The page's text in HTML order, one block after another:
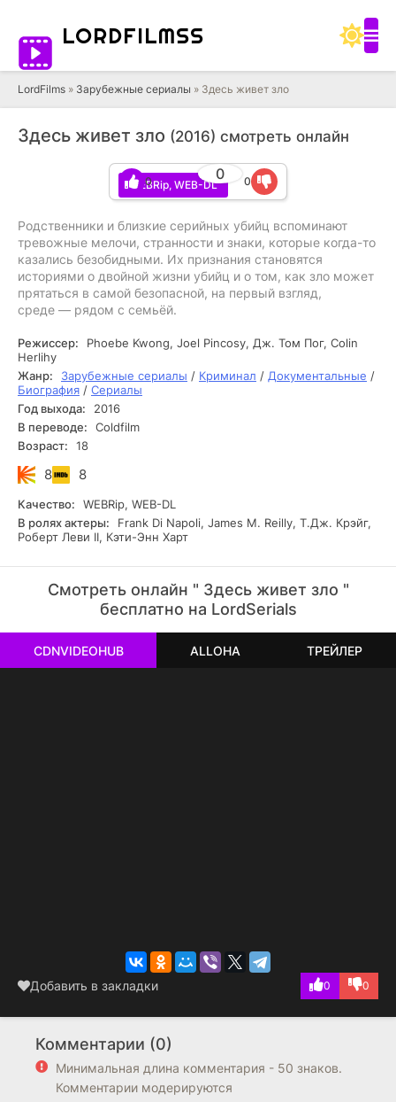
LORDFILMSS
LordFilms » Зарубежные сериалы » Здесь живет зло
Здесь живет зло (2016) смотреть онлайн
WEBRip, WEB-DL
0
0 0
Родственники и близкие серийных убийц вспоминают
тревожные мелочи, странности и знаки, которые когда-то
казались безобидными. Их признания становятся
историями о двойной жизни убийц и о том, как зло может
прятаться в самой безопасной, на первый взгляд,
среде — рядом с семьёй.
Режиссер:
Phoebe Kwong, Joel Pincosy, Дж. Том Пог, Colin
Herlihy
Жанр:
Зарубежные сериалы / Криминал / Документальные /
Биография / Сериалы
Год выхода:
2016
В переводе:
Coldfilm
Возраст:
18
8 8
Качество:
WEBRip, WEB-DL
В ролях актеры:
Frank Di Napoli, James M. Reilly, Т.Дж. Крэйг,
Роберт Леви II, Кэти-Энн Харт
Смотреть онлайн " Здесь живет зло "
бесплатно на LordSerials
РЕКЛАМА
РЕКЛАМА
РЕКЛАМА
РЕКЛАМА
CDNVIDEOHUB ALLOHA ТРЕЙЛЕР
Добавить в закладки 0 0
Комментарии (0)
Минимальная длина комментария - 50 знаков.
Комментарии модерируются